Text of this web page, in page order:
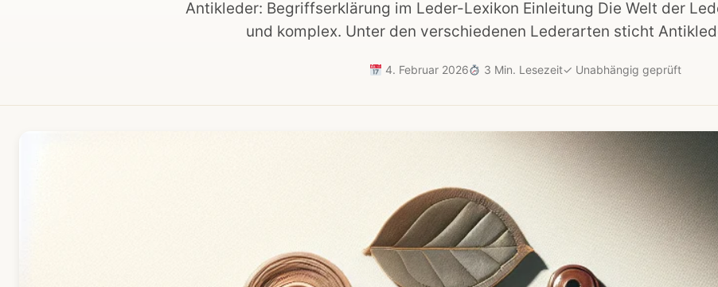
Antikleder: Begriffserklärung im Leder-Lexikon Einleitung Die Welt der
und komplex. Unter den verschiedenen Lederarten sticht
4. Februar 2026 3 Min. Lesezeit✓ Unabhängig geprüft